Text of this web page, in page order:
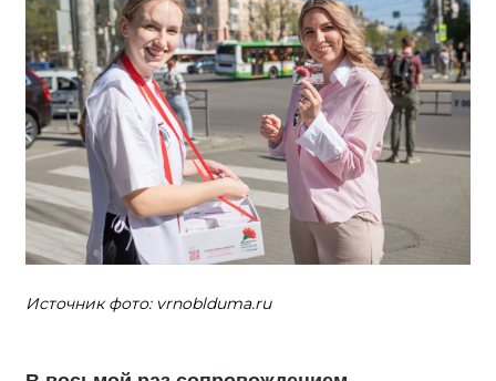
Источник фото: vrnoblduma.ru